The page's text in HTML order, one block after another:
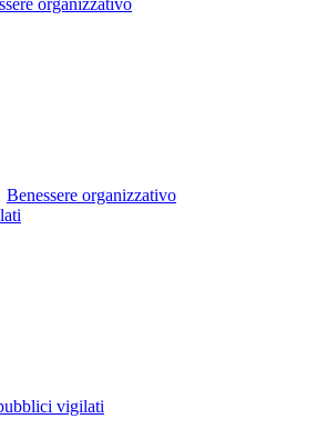
organizzativo
Benessere organizzativo
vigilati